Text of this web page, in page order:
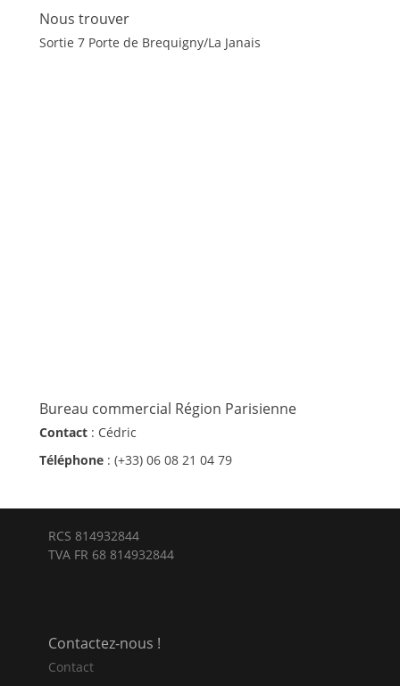
Nous trouver
Sortie 7 Porte de Brequigny/La Janais
Bureau commercial Région Parisienne
Contact : Cédric
Téléphone : (+33) 06 08 21 04 79
RCS 814932844
TVA FR 68 814932844
Contactez-nous !
Contact